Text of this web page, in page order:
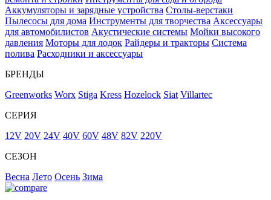
Аккумуляторы и зарядные устройства Столы-верстаки
Пылесосы для дома Инструменты для творчества Аксессуары
для автомобилистов Акустические системы Мойки высокого
давления Моторы для лодок Райдеры и тракторы Система
полива Расходники и аксессуары
БРЕНДЫ
Greenworks Worx Stiga Kress Hozelock Siat Villartec
СЕРИЯ
12V 20V 24V 40V 60V 48V 82V 220V
СЕЗОН
Весна Лето Осень Зима